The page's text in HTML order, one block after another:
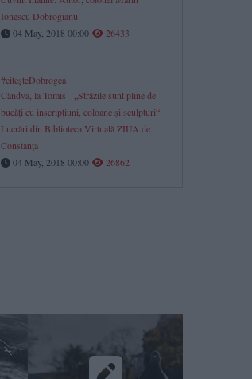
Ionescu Dobrogianu
04 May, 2018 00:00
26433
#citeşteDobrogea
Cândva, la Tomis - „Străzile sunt pline de
bucăţi cu inscripţiuni, coloane şi sculpturi“.
Lucrări din Biblioteca Virtuală ZIUA de
Constanţa
04 May, 2018 00:00
26862